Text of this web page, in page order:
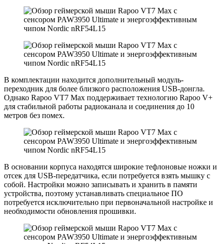
В комплектации находится дополнительный модуль-
переходник для более близкого расположения USB-донгла.
Однако Rapoo VT7 Max поддерживает технологию Rapoo V+
для стабильной работы радиоканала и соединения до 10
метров без помех.
В основании корпуса находятся широкие тефлоновые ножки и
отсек для USB-передатчика, если потребуется взять мышку с
собой. Настройки можно записывать и хранить в памяти
устройства, поэтому устанавливать специальное ПО
потребуется исключительно при первоначальной настройке и
необходимости обновления прошивки.